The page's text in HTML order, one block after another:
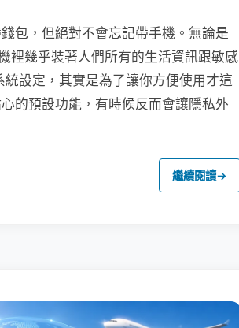
包，但絕對不會忘記帶手機。無論是
裡幾乎裝著人們所有的生活資訊跟敏感
設定，其實是為了讓你方便使用才這
的預設功能，有時候反而會讓隱私外
繼續閱讀→